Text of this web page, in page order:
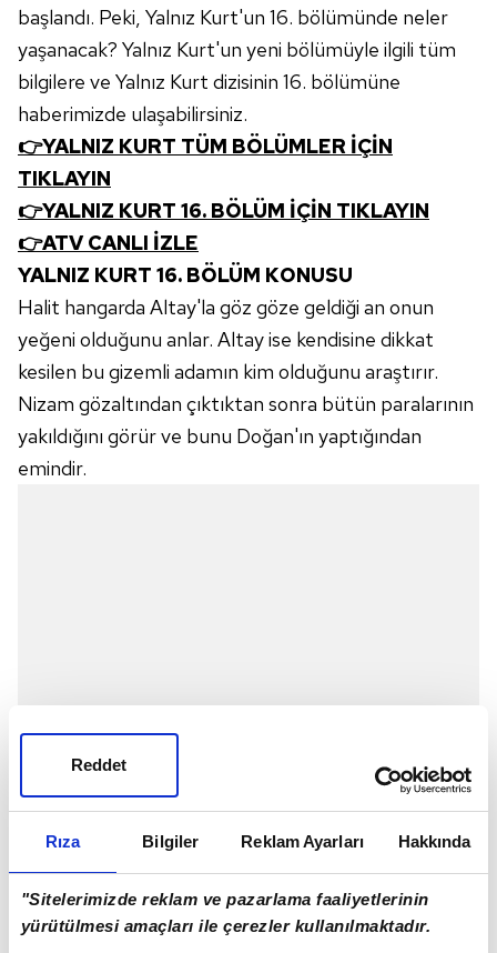
Rıza Bilgiler Reklam Ayarları Hakkında
"Sitelerimizde reklam ve pazarlama faaliyetlerinin
yürütülmesi amaçları ile çerezler kullanılmaktadır.
Reddet
başlandı. Peki, Yalnız Kurt'un 16. bölümünde neler
yaşanacak? Yalnız Kurt'un yeni bölümüyle ilgili tüm
bilgilere ve Yalnız Kurt dizisinin 16. bölümüne
haberimizde ulaşabilirsiniz.
👉YALNIZ KURT TÜM BÖLÜMLER İÇİN
TIKLAYIN
👉YALNIZ KURT 16. BÖLÜM İÇİN TIKLAYIN
👉ATV CANLI İZLE
YALNIZ KURT 16. BÖLÜM KONUSU
Halit hangarda Altay'la göz göze geldiği an onun
yeğeni olduğunu anlar. Altay ise kendisine dikkat
kesilen bu gizemli adamın kim olduğunu araştırır.
Nizam gözaltından çıktıktan sonra bütün paralarının
yakıldığını görür ve bunu Doğan'ın yaptığından
emindir.
neden serbest bıraktığını anlamak için hakimle bir
görüşme yapar. Hakim'in neden Nizam'ı serbest